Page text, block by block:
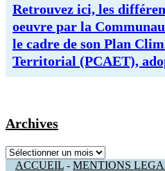
Retrouvez ici, les
oeuvre par la
le cadre de son Plan
Territorial (PCAET),
Archives
Archives
ACCUEIL - MENTIONS